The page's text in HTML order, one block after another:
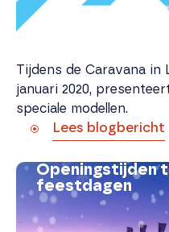
Tijdens de Caravana in
januari 2020,
speciale modellen.
Lees blogbericht
Openingstijden
feestdagen